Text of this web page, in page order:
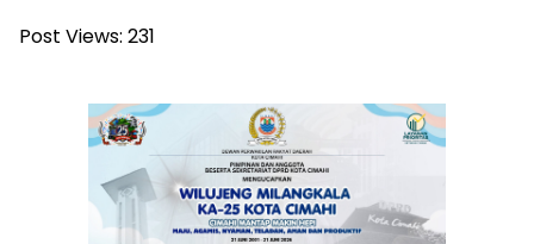
Post Views: 231